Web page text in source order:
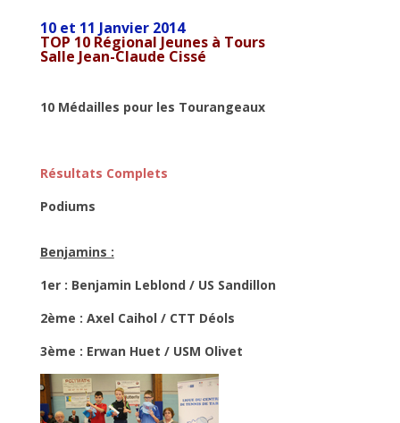
10 et 11 Janvier 2014
TOP 10 Régional Jeunesà Tours
Salle Jean-Claude Cissé
10 Médailles pour les Tourangeaux
Résultats Complets
Podiums
Benjamins :
1er : Benjamin Leblond / US Sandillon
2ème : Axel Caihol / CTT Déols
3ème : Erwan Huet / USM Olivet